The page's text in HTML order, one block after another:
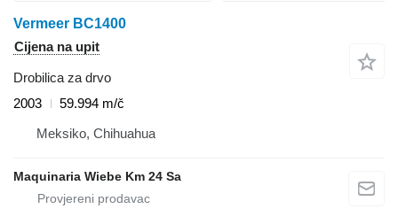
Vermeer BC1400
Cijena na upit
Drobilica za drvo
2003
59.994 m/č
Meksiko, Chihuahua
Maquinaria Wiebe Km 24 Sa